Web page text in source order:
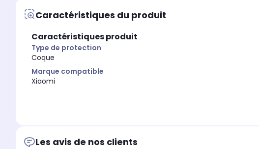
Caractéristiques du produit
Caractéristiques produit
Type de protection
Coque
Marque compatible
Xiaomi
Les avis de nos clients